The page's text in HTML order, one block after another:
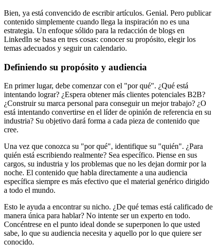
Bien, ya está convencido de escribir artículos. Genial. Pero publicar
contenido simplemente cuando llega la inspiración no es una
estrategia. Un enfoque sólido para la redacción de blogs en
LinkedIn se basa en tres cosas: conocer su propósito, elegir los
temas adecuados y seguir un calendario.
Definiendo su propósito y audiencia
En primer lugar, debe comenzar con el "por qué". ¿Qué está
intentando lograr? ¿Espera obtener más clientes potenciales B2B?
¿Construir su marca personal para conseguir un mejor trabajo? ¿O
está intentando convertirse en el líder de opinión de referencia en su
industria? Su objetivo dará forma a cada pieza de contenido que
cree.
Una vez que conozca su "por qué", identifique su "quién". ¿Para
quién está escribiendo realmente? Sea específico. Piense en sus
cargos, su industria y los problemas que no les dejan dormir por la
noche. El contenido que habla directamente a una audiencia
específica siempre es más efectivo que el material genérico dirigido
a todo el mundo.
Esto le ayuda a encontrar su nicho. ¿De qué temas está calificado de
manera única para hablar? No intente ser un experto en todo.
Concéntrese en el punto ideal donde se superponen lo que usted
sabe, lo que su audiencia necesita y aquello por lo que quiere ser
conocido.